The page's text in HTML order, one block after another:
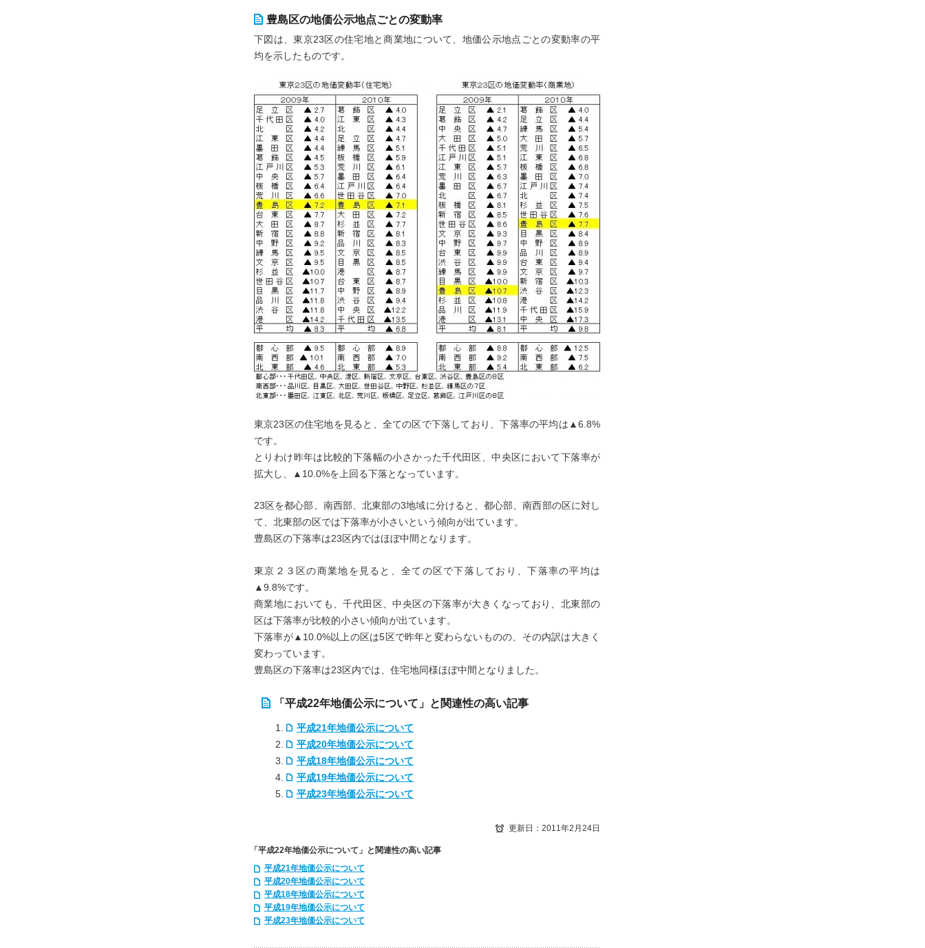
豊島区の地価公示地点ごとの変動率
下図は、東京23区の住宅地と商業地について、地価公示地点ごとの変動率の平
均を示したものです。
東京23区の住宅地を見ると、全ての区で下落しており、下落率の平均は▲6.8%
です。
とりわけ昨年は比較的下落幅の小さかった千代田区、中央区において下落率が
拡大し、▲10.0%を上回る下落となっています。
23区を都心部、南西部、北東部の3地域に分けると、都心部、南西部の区に対し
て、北東部の区では下落率が小さいという傾向が出ています。
豊島区の下落率は23区内ではほぼ中間となります。
東京２３区の商業地を見ると、全ての区で下落しており、下落率の平均は
▲9.8%です。
商業地においても、千代田区、中央区の下落率が大きくなっており、北東部の
区は下落率が比較的小さい傾向が出ています。
下落率が▲10.0%以上の区は5区で昨年と変わらないものの、その内訳は大きく
変わっています。
豊島区の下落率は23区内では、住宅地同様ほぼ中間となりました。
「平成22年地価公示について」と関連性の高い記事
平成21年地価公示について
平成20年地価公示について
平成18年地価公示について
平成19年地価公示について
平成23年地価公示について
更新日：2011年2月24日
「平成22年地価公示について」と関連性の高い記事
平成21年地価公示について
平成20年地価公示について
平成18年地価公示について
平成19年地価公示について
平成23年地価公示について